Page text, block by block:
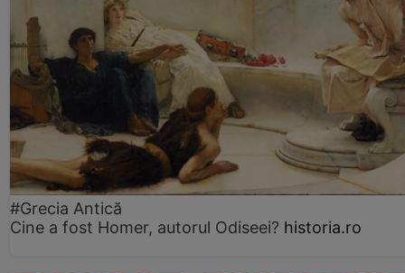
#Grecia Antică
Cine a fost Homer, autorul Odiseei? historia.ro